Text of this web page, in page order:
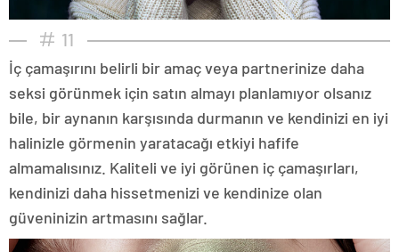
11
İç çamaşırını belirli bir amaç veya partnerinize daha
seksi görünmek için satın almayı planlamıyor olsanız
bile, bir aynanın karşısında durmanın ve kendinizi en iyi
halinizle görmenin yaratacağı etkiyi hafife
almamalısınız. Kaliteli ve iyi görünen iç çamaşırları,
kendinizi daha hissetmenizi ve kendinize olan
güveninizin artmasını sağlar.